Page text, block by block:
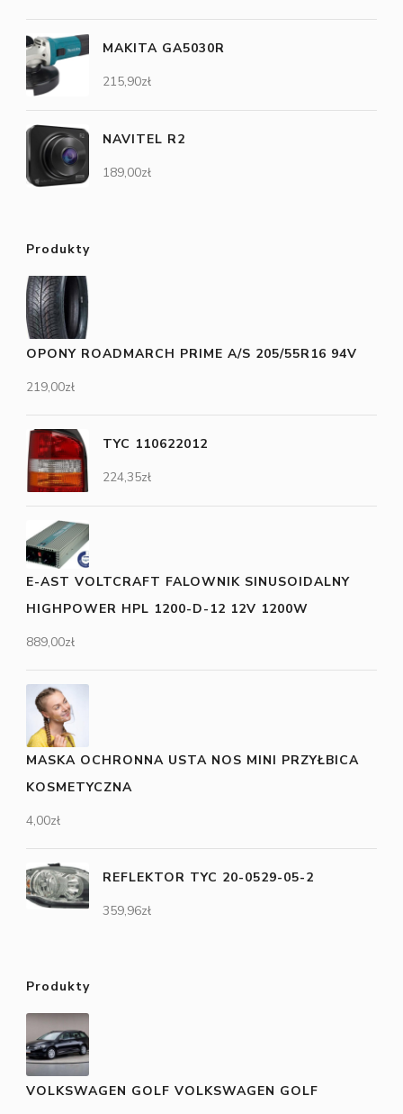
MAKITA GA5030R
215,90zł
NAVITEL R2
189,00zł
Produkty
OPONY ROADMARCH PRIME A/S 205/55R16 94V
219,00zł
TYC 110622012
224,35zł
E-AST VOLTCRAFT FALOWNIK SINUSOIDALNY
HIGHPOWER HPL 1200-D-12 12V 1200W
889,00zł
MASKA OCHRONNA USTA NOS MINI PRZYŁBICA
KOSMETYCZNA
4,00zł
REFLEKTOR TYC 20-0529-05-2
359,96zł
Produkty
VOLKSWAGEN GOLF VOLKSWAGEN GOLF